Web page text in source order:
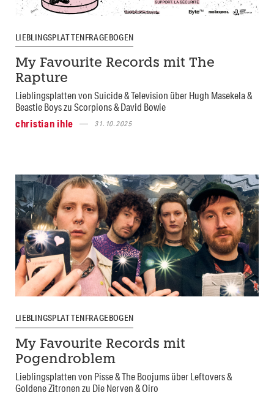
LIEBLINGSPLATTENFRAGEBOGEN
My Favourite Records mit The
Rapture
Lieblingsplatten von Suicide & Television über Hugh Masekela &
Beastie Boys zu Scorpions & David Bowie
christian ihle
31.10.2025
LIEBLINGSPLATTENFRAGEBOGEN
My Favourite Records mit
Pogendroblem
Lieblingsplatten von Pisse & The Boojums über Leftovers &
Goldene Zitronen zu Die Nerven & Oiro